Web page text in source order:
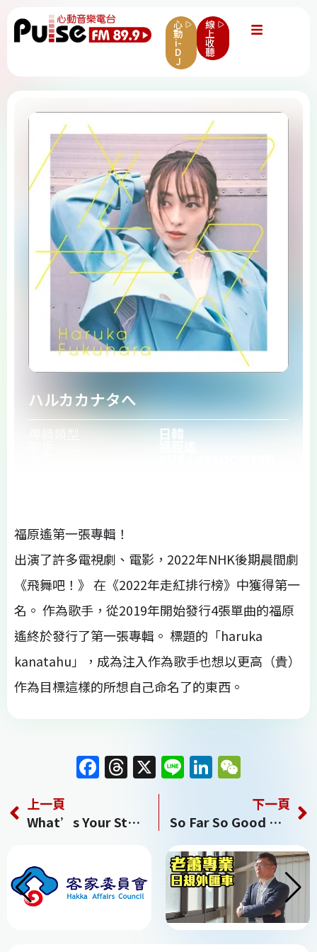
心
動
i-
D
J
線
上
收
聽
ハルカカナタへ
專輯類型 日韓
福原遙第一張專輯！
出演了許多電視劇、電影，2022年NHK後期晨間劇
《飛舞吧！》 在《2022年走紅排行榜》中獲得第一
名。 作為歌手，從2019年開始發行4張單曲的福原
遙終於發行了第一張專輯。 標題的「haruka
kanatahu」，成為注入作為歌手也想以更高（貴）
作為目標這樣的所想自己命名了的東西。
F
a
c
e
o
o
T
h
a
s
X Li
n
e
Li
n
k
e
dI
n
C
h
at
上一頁
What’s Your Story?
下一頁
So Far So Good 一切都好